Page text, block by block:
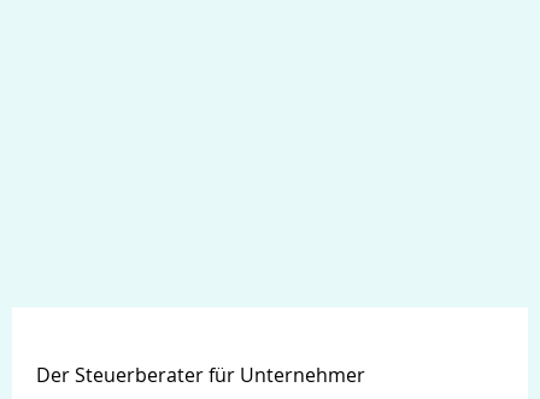
Der Steuerberater für Unternehmer